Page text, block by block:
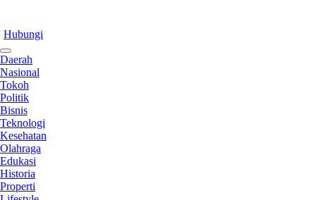
Hubungi
Daerah
Nasional
Tokoh
Politik
Bisnis
Teknologi
Kesehatan
Olahraga
Edukasi
Historia
Properti